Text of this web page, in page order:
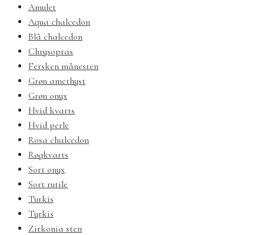
Amulet
Aqua chalcedon
Blå chalcedon
Chrysopras
Fersken månesten
Grøn amethyst
Grøn onyx
Hvid kvarts
Hvid perle
Rosa chalcedon
Røgkvarts
Sort onyx
Sort rutile
Turkis
Tyrkis
Zirkonia sten